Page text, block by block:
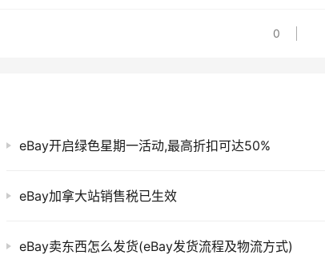
0
eBay开启绿色星期一活动,最高折扣可达50%
eBay加拿大站销售税已生效
eBay卖东西怎么发货(eBay发货流程及物流方式)